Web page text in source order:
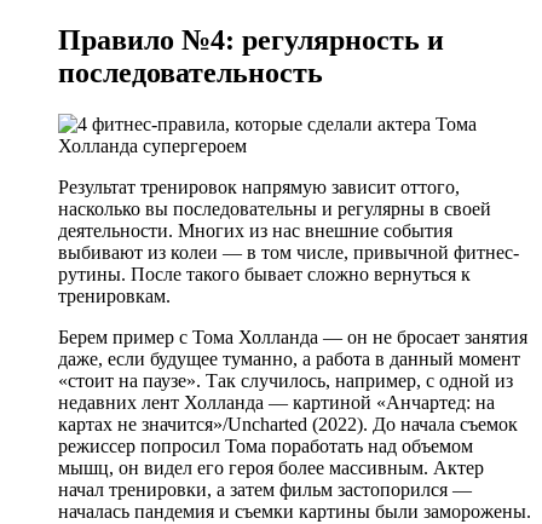
Правило №4: регулярность и
последовательность
Результат тренировок напрямую зависит оттого,
насколько вы последовательны и регулярны в своей
деятельности. Многих из нас внешние события
выбивают из колеи — в том числе, привычной фитнес-
рутины. После такого бывает сложно вернуться к
тренировкам.
Берем пример с Тома Холланда — он не бросает занятия
даже, если будущее туманно, а работа в данный момент
«стоит на паузе». Так случилось, например, с одной из
недавних лент Холланда — картиной «Анчартед: на
картах не значится»/Uncharted (2022). До начала съемок
режиссер попросил Тома поработать над объемом
мышц, он видел его героя более массивным. Актер
начал тренировки, а затем фильм застопорился —
началась пандемия и съемки картины были заморожены.